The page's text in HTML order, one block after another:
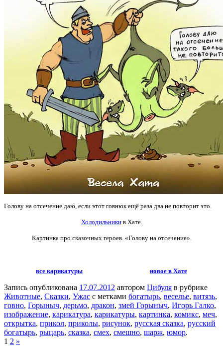
Голову на отсечение даю, если этот говнюк ещё раза два не повторит это.
Холодильникив Хате.
Картинка про сказочных героев. «Голову на отсечение».
все карикатуры новое в Хате
Запись опубликована 17.07.2012 автором Цибуля в рубрике
Животные, Сказки, Ужас с метками богатырь, веселье, витязь,
говно, Горыныч, дерьмо, дракон, змей Горыныч, Игорь Галко,
изображение, карикатура, карикатуры, картинка, комикс, меч,
открытка, прикол, приколы, рисунок, русская сказка, русский
богатырь, рыцарь, сказка, смех, смешно, шарж, юмор.
1 2 »